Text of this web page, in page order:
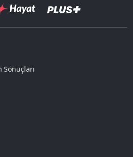
Sonuçları